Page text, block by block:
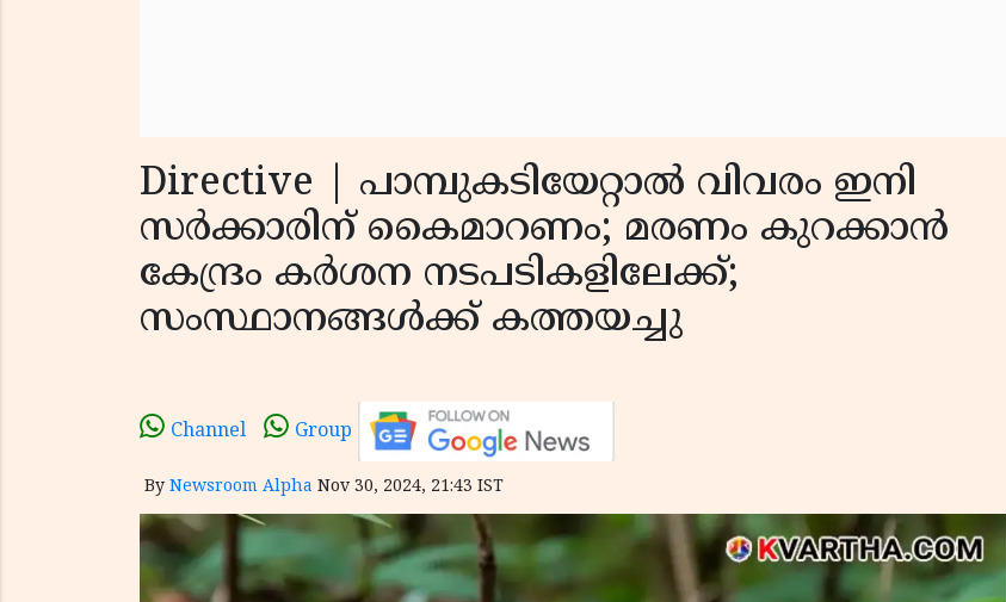
Directive | പാമ്പുകടിയേറ്റാൽ വിവരം ഇനി
സര്‍ക്കാരിന് കൈമാറണം; മരണം കുറക്കാൻ
കേന്ദ്രം കർശന നടപടികളിലേക്ക്;
സംസ്ഥാനങ്ങൾക്ക് കത്തയച്ചു
Channel Group
By Newsroom Alpha Nov 30, 2024, 21:43 IST